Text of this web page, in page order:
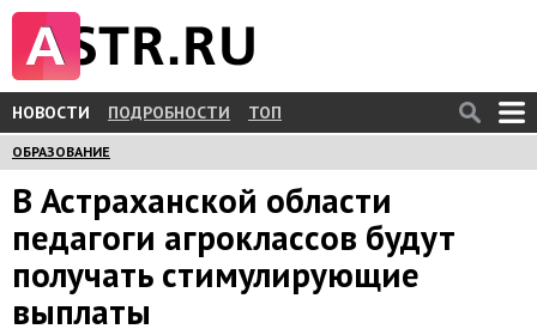
НОВОСТИ ПОДРОБНОСТИ ТОП
ОБРАЗОВАНИЕ
В Астраханской области
педагоги агроклассов будут
получать стимулирующие
выплаты